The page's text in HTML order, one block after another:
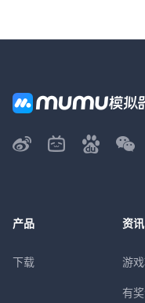
产品
下载
资讯
游
有